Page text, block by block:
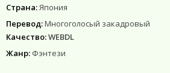
Страна:Япония
Перевод:Многоголосый закадровый
Качество:WEBDL
Жанр: Фэнтези